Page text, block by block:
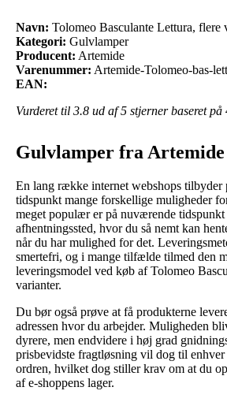
Navn: Tolomeo Basculante Lettura, flere
Kategori: Gulvlamper
Producent: Artemide
Varenummer: Artemide-Tolomeo-bas-
EAN:
Vurderet til 3.8 ud af 5 stjerner baseret på
Gulvlamper fra Artemide
En lang række internet webshops tilbyder
tidspunkt mange forskellige muligheder
meget populær er på nuværende
afhentningssted, hvor du så nemt kan
når du har mulighed for det.
smertefri, og i mange tilfælde tilmed den
leveringsmodel ved køb af Tolomeo
varianter.
Du bør også prøve at få produkterne
adressen hvor du arbejder. Muligheden
dyrere, men endvidere i høj grad
prisbevidste fragtløsning vil dog til
ordren, hvilket dog stiller krav om at du
af e-shoppens lager.